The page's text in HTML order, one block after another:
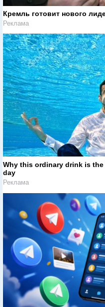
Кремль готовит нового
Реклама
Why this ordinary drink is
day
Реклама